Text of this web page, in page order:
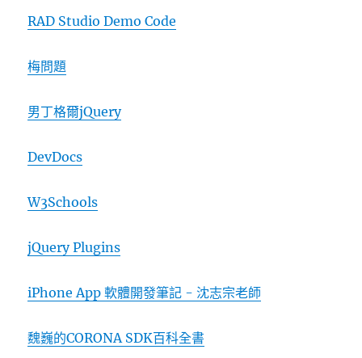
RAD Studio Demo Code
梅問題
男丁格爾jQuery
DevDocs
W3Schools
jQuery Plugins
iPhone App 軟體開發筆記 - 沈志宗老師
魏巍的CORONA SDK百科全書